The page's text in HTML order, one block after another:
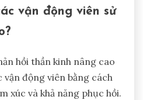
vận động viên sử
hồi thần kinh nâng cao
động viên bằng cách
xúc và khả năng phục hồi.